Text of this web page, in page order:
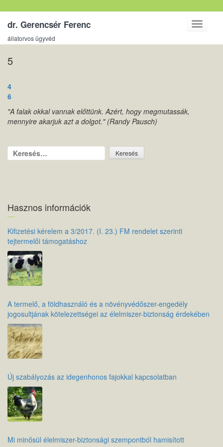
Toggle
dr. Gerencsér Ferenc
állatorvos ügyvéd
5
Bejegyzés
navigáció
4
6
"A falak okkal vannak előttünk. Azért, hogy megmutassák,
mennyire akarjuk azt a dolgot." (Randy Pausch)
Keresés:
Hasznos információk
Kifizetési kérelem a 3/2017. (I. 23.) FM rendelet szerinti
tejtermelői támogatáshoz
A termelő, a földhasználó és a növényvédőszer-engedély
jogosultjának kötelezettségei az élelmiszer-biztonság érdekében
Új szabályozás az idegenhonos fajokkal kapcsolatban
Mi minősül élelmiszer-biztonsági szempontból hamisított